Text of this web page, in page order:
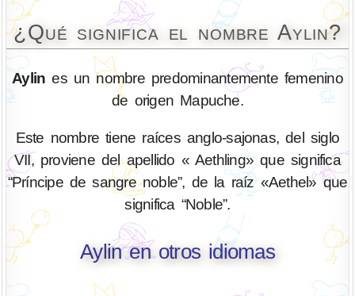
¿Qué significa el nombre Aylin?
Aylin es un nombre predominantemente femenino
de origen Mapuche.
Este nombre tiene raíces anglo-sajonas, del siglo
VII, proviene del apellido « Aethling» que significa
“Príncipe de sangre noble”, de la raíz «Aethel» que
significa “Noble”.
Aylin en otros idiomas